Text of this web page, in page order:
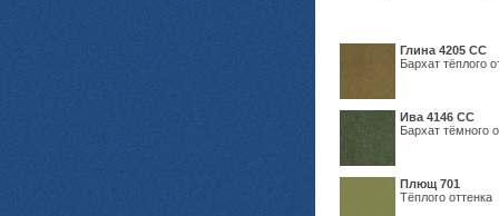
Глина 4205 СС
Бархат тёплого
Ива 4146 СС
Бархат тёмного
Плющ 701
Тёплого оттенка